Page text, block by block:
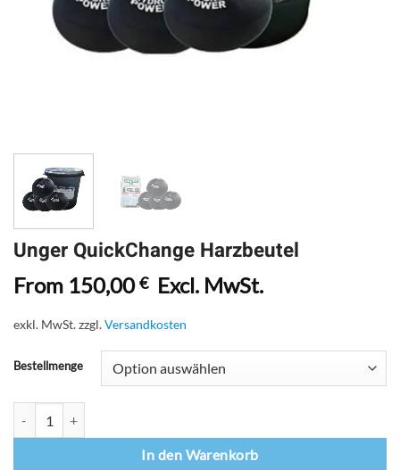
Unger QuickChange Harzbeutel
From 150,00€ Excl. MwSt.
exkl. MwSt.zzgl.Versandkosten
Bestellmenge
In den Warenkorb